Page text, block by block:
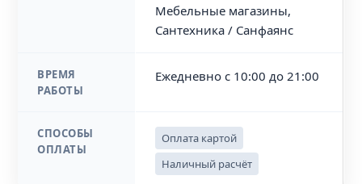
Мебельные магазины,
Сантехника / Санфаянс
ВРЕМЯ
РАБОТЫ
Ежедневно с 10:00 до 21:00
СПОСОБЫ
ОПЛАТЫ
Оплата картой
Наличный расчёт